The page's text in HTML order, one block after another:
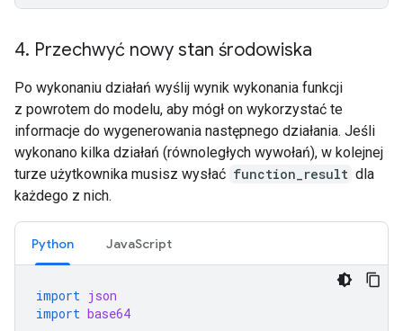
4. Przechwyć nowy stan środowiska
Po wykonaniu działań wyślij wynik wykonania funkcji
z powrotem do modelu, aby mógł on wykorzystać te
informacje do wygenerowania następnego działania. Jeśli
wykonano kilka działań (równoległych wywołań), w kolejnej
turze użytkownika musisz wysłać function_result dla
każdego z nich.
Python JavaScript
import json
import base64